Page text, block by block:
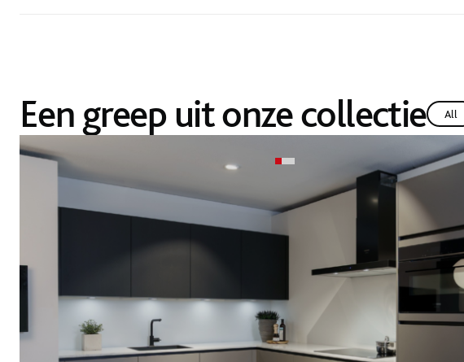
Een greep uit onze collectie All